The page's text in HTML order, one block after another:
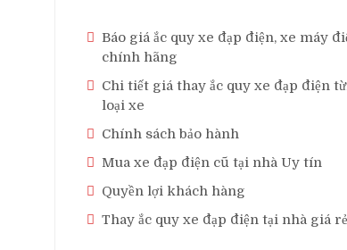
Báo giá ắc quy xe đạp điện, xe máy
chính hãng
Chi tiết giá thay ắc quy xe đạp điện
loại xe
Chính sách bảo hành
Mua xe đạp điện cũ tại nhà Uy tín
Quyền lợi khách hàng
Thay ắc quy xe đạp điện tại nhà giá rẻ